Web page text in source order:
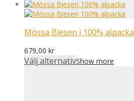
Mössa Biesen i 100% alpacka
679,00 kr
Välj alternativShow more